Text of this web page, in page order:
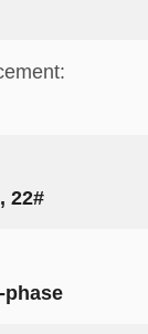
22#
phase